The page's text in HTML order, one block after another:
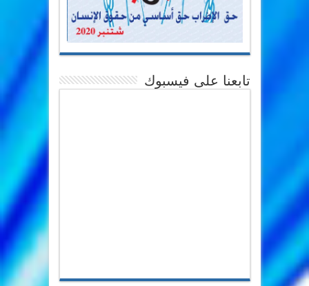
تابعنا على فيسبوك